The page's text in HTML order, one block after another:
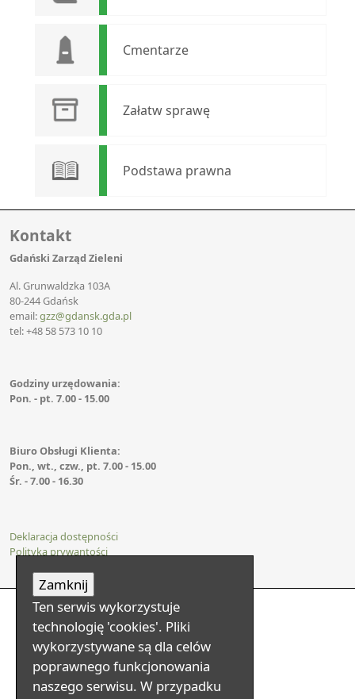
Cmentarze
Załatw sprawę
Podstawa prawna
Kontakt
Gdański Zarząd Zieleni
Al. Grunwaldzka 103A
80-244 Gdańsk
email:gzz@gdansk.gda.pl
tel: +48 58 573 10 10
Godziny urzędowania:
Pon. - pt. 7.00 - 15.00
Biuro Obsługi Klienta:
Pon., wt., czw., pt. 7.00 - 15.00
Śr. - 7.00 - 16.30
Deklaracja dostępności
Polityka prywantości
Ten serwis wykorzystuje
technologię 'cookies'. Pliki
wykorzystywane są dla celów
poprawnego funkcjonowania
naszego serwisu. W przypadku